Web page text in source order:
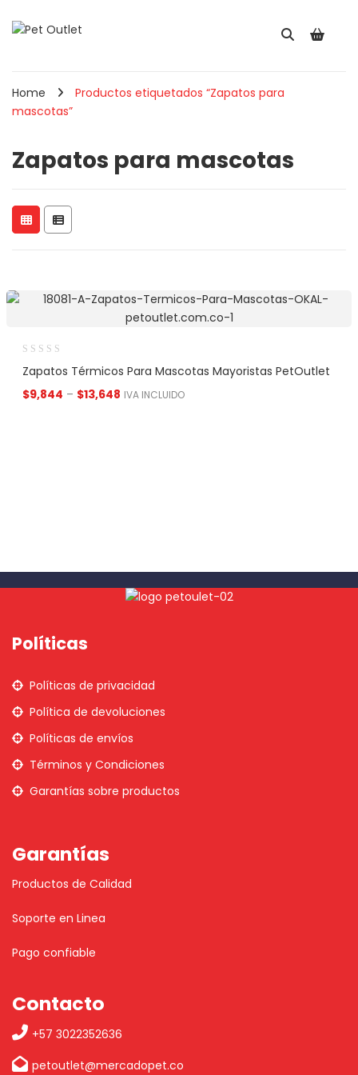
Home
Productos etiquetados “Zapatos para
mascotas”
Zapatos para mascotas
Zapatos Térmicos Para Mascotas Mayoristas PetOutlet
$9,844 – $13,648 IVA INCLUIDO
Políticas
Políticas de privacidad
Política de devoluciones
Políticas de envíos
Términos y Condiciones
Garantías sobre productos
Garantías
Productos de Calidad
Soporte en Linea
Pago confiable
Contacto
+57 3022352636
petoutlet@mercadopet.co